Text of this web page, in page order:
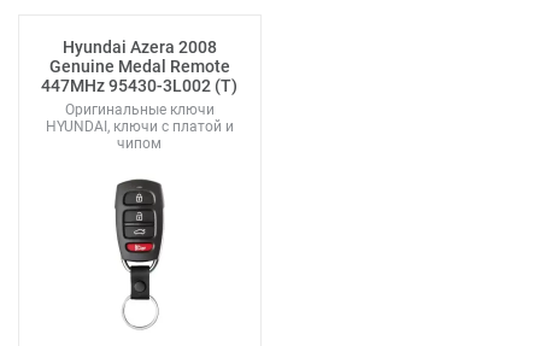
Hyundai Azera 2008
Genuine Medal Remote
447MHz 95430-3L002 (T)
Оригинальные ключи
HYUNDAI, ключи с платой и
чипом